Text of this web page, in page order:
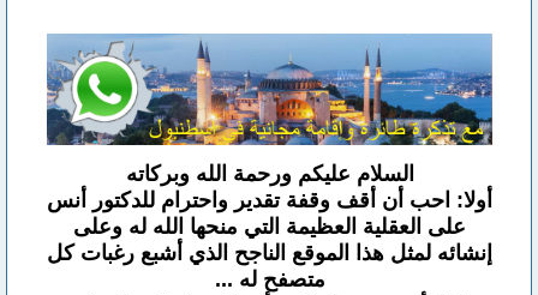
السلام عليكم ورحمة الله وبركاته
أولا: احب أن أقف وقفة تقدير واحترام للدكتور أنس
على العقلية العظيمة التي منحها الله له وعلى
إنشائه لمثل هذا الموقع الناجح الذي أشبع رغبات كل
متصفح له ...